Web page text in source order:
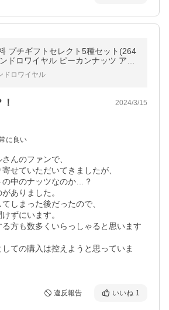
プチギフトセレクト5種セット(264
ドロワイヤル ピーカンナッツ アー
め合わせ アソート 個包装 スイーツ
ドロワイヤル
2024/3/15
に良い
んのファンで、
せていただいてきましたが、
の中のナッツなのか…？
ありました。
しまった後だったので、
ずにいます。
方も数多くいらっしゃると思います
ての購入は控えようと思っていま
違反報告 いいね 1